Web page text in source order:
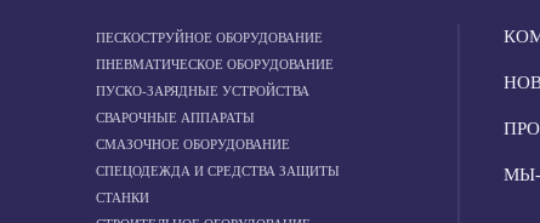
ПЕСКОСТРУЙНОЕ ОБОРУДОВАНИЕ
ПНЕВМАТИЧЕСКОЕ ОБОРУДОВАНИЕ
ПУСКО-ЗАРЯДНЫЕ УСТРОЙСТВА
СВАРОЧНЫЕ АППАРАТЫ
СМАЗОЧНОЕ ОБОРУДОВАНИЕ
СПЕЦОДЕЖДА И СРЕДСТВА ЗАЩИТЫ
СТАНКИ
МЫ-